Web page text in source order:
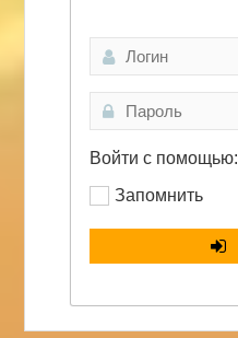
Войти с помощью:
Запомнить